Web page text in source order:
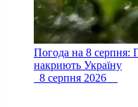
Погода на 8 серпня:
накриють Україну
8 серпня 2026